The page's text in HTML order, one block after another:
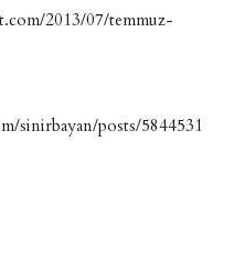
2013/07/temmuz-
sinirbayan/posts/5844531